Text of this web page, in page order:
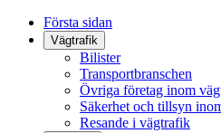
Första sidan
Vägtrafik
Bilister
Transportbranschen
Övriga företag inom
Säkerhet och tillsyn
Resande i vägtrafik